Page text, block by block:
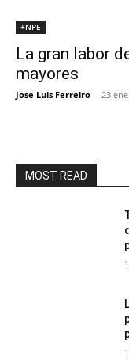
+NPE
La gran labor
mayores
Jose Luis Ferreiro - 23
MOST READ